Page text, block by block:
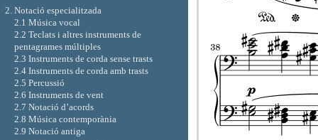
2. Notació especialitzada
2.1 Música vocal
2.2 Teclats i altres instruments de
pentagrames múltiples
2.3 Instruments de corda sense trasts
2.4 Instruments de corda amb trasts
2.5 Percussió
2.6 Instruments de vent
2.7 Notació d’acords
2.8 Música contemporània
2.9 Notació antiga